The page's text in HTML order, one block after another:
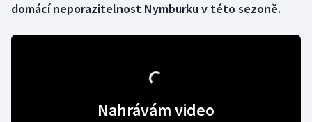
domácí neporazitelnost Nymburku v této sezoně.
Nahrávám video